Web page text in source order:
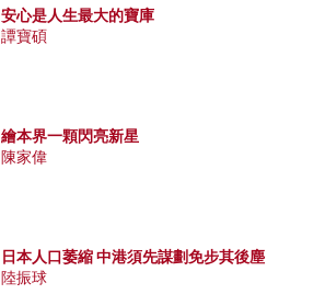
安心是人生最大的寶庫
譚寶碩
繪本界一顆閃亮新星
陳家偉
日本人口萎縮 中港須先謀劃免步其後塵
陸振球